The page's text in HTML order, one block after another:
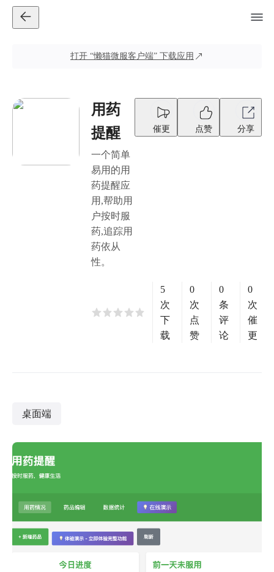
打开 “懒猫微服客户端” 下载应用
用药
提醒
一个简单
易用的用
药提醒应
用,帮助用
户按时服
药,追踪用
药依从
性。
催更 点赞 分享
5
次
下
载
0
次
点
赞
0
条
评
论
0
次
催
更
桌面端